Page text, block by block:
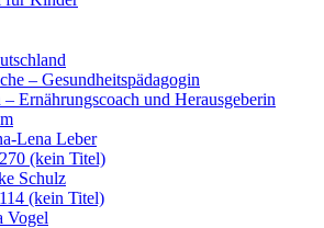
– Gesundheitspädagogin
– Ernährungscoach und Herausgeberin
Lena Leber
(kein Titel)
Schulz
(kein Titel)
Vogel